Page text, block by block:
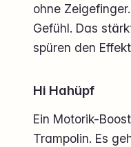
ohne
Gefühl. Das
spüren den
Hi Hahüpf
Ein Motorik-
Trampolin. Es